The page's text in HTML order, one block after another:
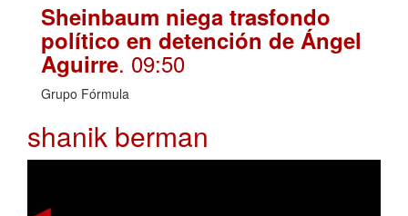
Sheinbaum niega trasfondo
político en detención de Ángel
Aguirre. 09:50
Grupo Fórmula
shanik berman